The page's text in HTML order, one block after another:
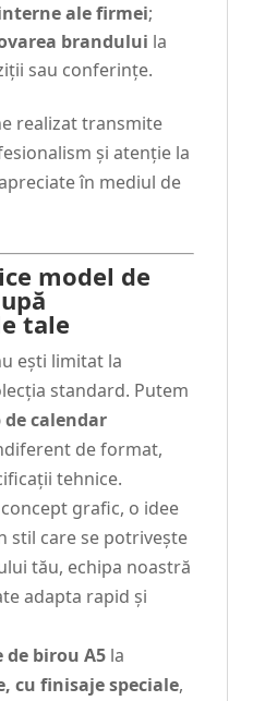
ale firmei;
brandului la
sau conferințe.
realizat transmite
și atenție la
în mediul de
model de
tale
ești limitat la
standard. Putem
calendar
de format,
tehnice.
grafic, o idee
stil care se potrivește
tău, echipa noastră
adapta rapid și
de birou A5la
cu finisaje speciale,